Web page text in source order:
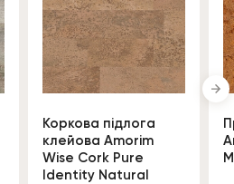
Коркова підлога
клейова Amorim
Wise Cork Pure
Identity Natural